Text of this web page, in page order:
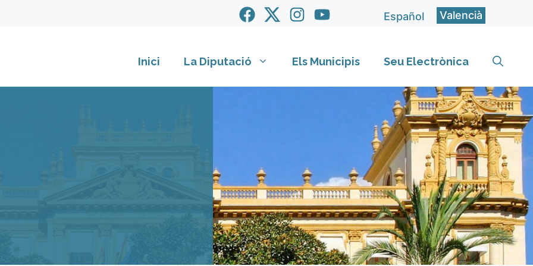
Español Valencià
Inici La Diputació Els Municipis Seu Electrònica